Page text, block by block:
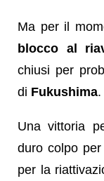
Ma per il
blocco al
chiusi per
di Fukushima.
Una vittoria
duro colpo
per la